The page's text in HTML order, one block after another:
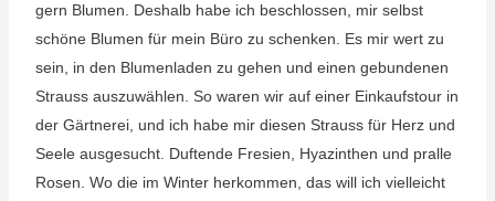
gern Blumen. Deshalb habe ich beschlossen, mir selbst
schöne Blumen für mein Büro zu schenken. Es mir wert zu
sein, in den Blumenladen zu gehen und einen gebundenen
Strauss auszuwählen. So waren wir auf einer Einkaufstour in
der Gärtnerei, und ich habe mir diesen Strauss für Herz und
Seele ausgesucht. Duftende Fresien, Hyazinthen und pralle
Rosen. Wo die im Winter herkommen, das will ich vielleicht